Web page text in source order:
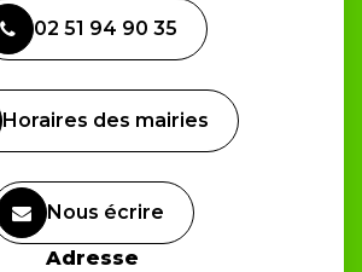
le
compte
02 51 94 90 35
Horaires des mairies
Nous écrire
Adresse